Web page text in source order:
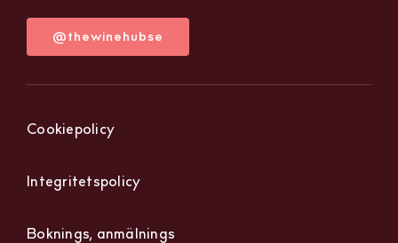
@thewinehubse
Cookiepolicy
Integritetspolicy
Boknings, anmälnings